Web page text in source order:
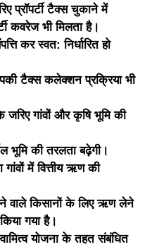
प्रॉपर्टी टैक्स चुकाने में
कवरेज भी मिलता है।
कर स्वत: निर्धारित हो
टैक्स कलेक्शन प्रक्रिया भी
गांवों और कृषि भूमि की
भूमि की तरलता बढ़ेगी।
गांवों में वित्तीय ऋण की
वाले किसानों के लिए ऋण लेने
गया है।
योजना के तहत संबंधित